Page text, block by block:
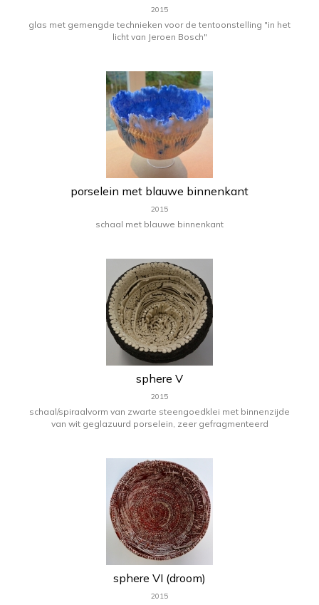
2015
glas met gemengde technieken voor de tentoonstelling "in het
licht van Jeroen Bosch"
porselein met blauwe binnenkant
2015
schaal met blauwe binnenkant
sphere V
2015
schaal/spiraalvorm van zwarte steengoedklei met binnenzijde
van wit geglazuurd porselein, zeer gefragmenteerd
sphere VI (droom)
2015